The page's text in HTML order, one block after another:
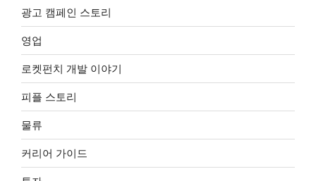
광고 캠페인 스토리
영업
로켓펀치 개발 이야기
피플 스토리
물류
커리어 가이드